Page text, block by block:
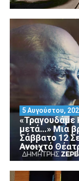
«Τραγουδάμε
μετά…» Μια
Σάββατο 12
Ανοιχτό
5 Αυγούστου,